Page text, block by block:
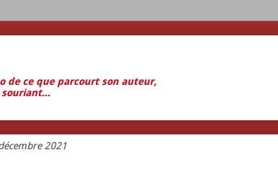
de ce que parcourt son auteur,
2021